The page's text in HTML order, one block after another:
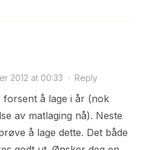
2012 at 00:33 · Reply
forsent å lage i år (nok
av matlaging nå). Neste
å lage dette. Det både